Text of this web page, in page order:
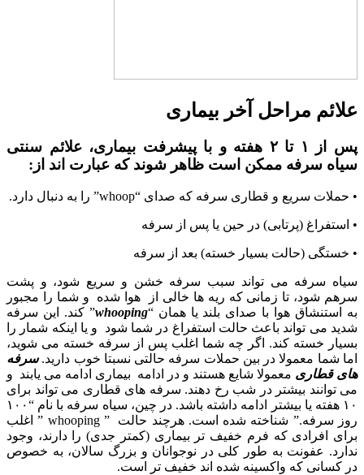
علائم مراحل آخر بیماری
پس از ۱ تا۲ هفته و با پیشرفت بیماری، علائم سنتی
سیاه سرفه ممکن است ظاهر شوند که عبارت اند از:
• حملات سریع و قطاری سرفه که صدای “whoop” را به دنبال دارد.
• استفراغ (پرتابی) در حین یا پس از سرفه
• خستگی (حالت بسیار خسته) بعد از سرفه
سیاه سرفه می تواند سبب سرفه خشن و سریع شود، و پشت
سرهم شود، تا زمانی که ریه ها خالی از هوا شده و شما را مجبور
به استنشاق هوا با صدای بلند یا همان “whooping” کند. این سرفه
شدید می تواند باعث حالت استفراغ در شما شود و یا اینکه شمار را
بسیار خسته کند. اگر چه شما اغلب پس از سرفه خسته می شوید،
اما شما معمولا در بین حملات سرفه حالتی نسبتا خوب دارید.سرفه
های قطاری معمولا شایع هستند و در ادامه بیماری ادامه می یابند و
می توانند بیشتر در شب رخ دهند. سرفه های قطاری می تواند برای
۱۰ هفته یا بیشتر ادامه داشته باشد. در چین، سیاه سرفه با نام “۱۰۰
روز سرفه.” شناخته شده است. هرچند حالت ” whooping ” اغلب
برای افرادی که فرم خفیف تر بیماری (کمتر جدی) را دارند، وجود
ندارد. عفونت به طور کلی در نوجوانان و بزرگ سالان، به خصوص
در کسانی که واکسینه شده اند خفیف تر است.